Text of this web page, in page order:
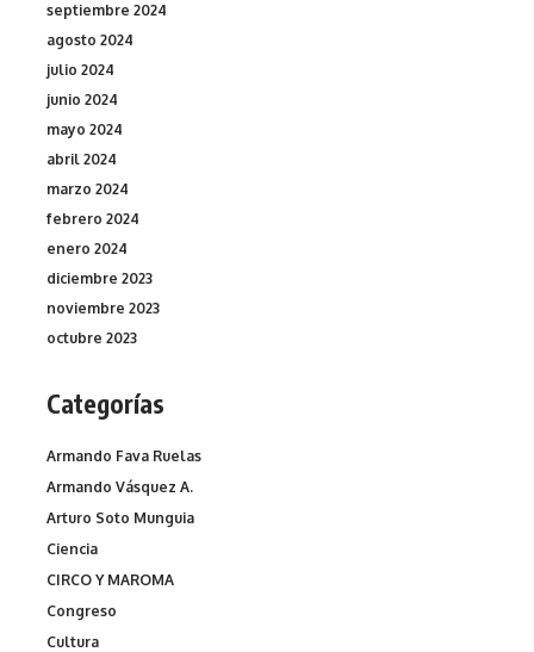
septiembre 2024
agosto 2024
julio 2024
junio 2024
mayo 2024
abril 2024
marzo 2024
febrero 2024
enero 2024
diciembre 2023
noviembre 2023
octubre 2023
Categorías
Armando Fava Ruelas
Armando Vásquez A.
Arturo Soto Munguia
Ciencia
CIRCO Y MAROMA
Congreso
Cultura